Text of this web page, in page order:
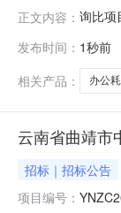
正文内容： 询比项
同备
发布时间： 1秒前
相关产品：
办公
云南省曲靖市
招标｜招标公告
项目编号：